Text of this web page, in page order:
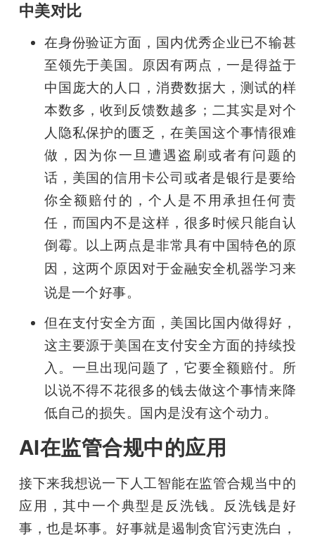
中美对比
在身份验证方面，国内优秀企业已不输甚
至领先于美国。原因有两点，一是得益于
中国庞大的人口，消费数据大，测试的样
本数多，收到反馈数越多；二其实是对个
人隐私保护的匮乏，在美国这个事情很难
做，因为你一旦遭遇盗刷或者有问题的
话，美国的信用卡公司或者是银行是要给
你全额赔付的，个人是不用承担任何责
任，而国内不是这样，很多时候只能自认
倒霉。以上两点是非常具有中国特色的原
因，这两个原因对于金融安全机器学习来
说是一个好事。
但在支付安全方面，美国比国内做得好，
这主要源于美国在支付安全方面的持续投
入。一旦出现问题了，它要全额赔付。所
以说不得不花很多的钱去做这个事情来降
低自己的损失。国内是没有这个动力。
AI在监管合规中的应用
接下来我想说一下人工智能在监管合规当中的
应用，其中一个典型是反洗钱。反洗钱是好
事，也是坏事。好事就是遏制贪官污吏洗白，